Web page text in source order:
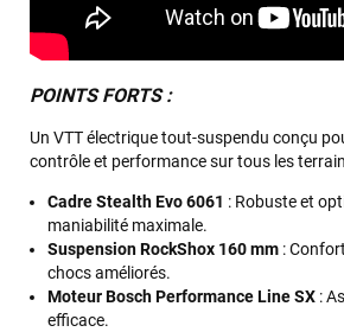
POINTS FORTS :
Un VTT électrique tout-suspendu conçu
contrôle et performance sur tous les
Cadre Stealth Evo 6061 : Robuste et
maniabilité maximale.
Suspension RockShox 160 mm :
chocs améliorés.
Moteur Bosch Performance Line SX :
efficace.